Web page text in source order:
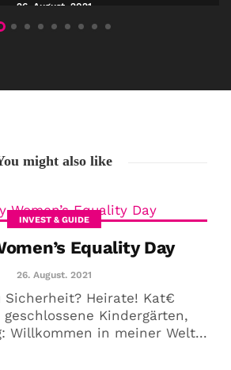
26. August. 2021
might also like
INVEST & GUIDE
Equality Day
26. August. 2021
Sicherheit? Heirate! Kat€
Kindergärten,
Willkommen in meiner Welt...